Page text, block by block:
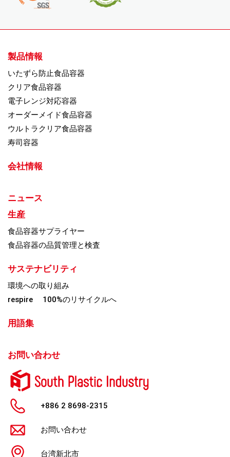
+886 2 8698-2315
お問い合わせ
台湾新北市
製品情報
いたずら防止食品容器
クリア食品容器
電子レンジ対応容器
オーダーメイド食品容器
ウルトラクリア食品容器
寿司容器
会社情報
ニュース
生産
食品容器サプライヤー
食品容器の品質管理と検査
サステナビリティ
環境への取り組み
respire 100%のリサイクルへ
用語集
お問い合わせ